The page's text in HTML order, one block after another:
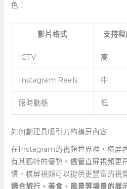
色：
影片格式 支持
IGTV 高
Instagram⁣ Reels 中
限時動態 低
如何創建具吸引力的橫屏內容
在Instagram的視頻世界裡，橫屏
有其獨特的優勢。儘管直屏視頻更
慣，橫屏視頻可以提供更豐富的視
適合旅行、美食、風景等場景的展